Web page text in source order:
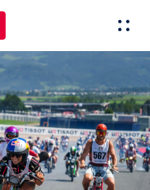
Erlebnisse Seiten
Alle anzeigen